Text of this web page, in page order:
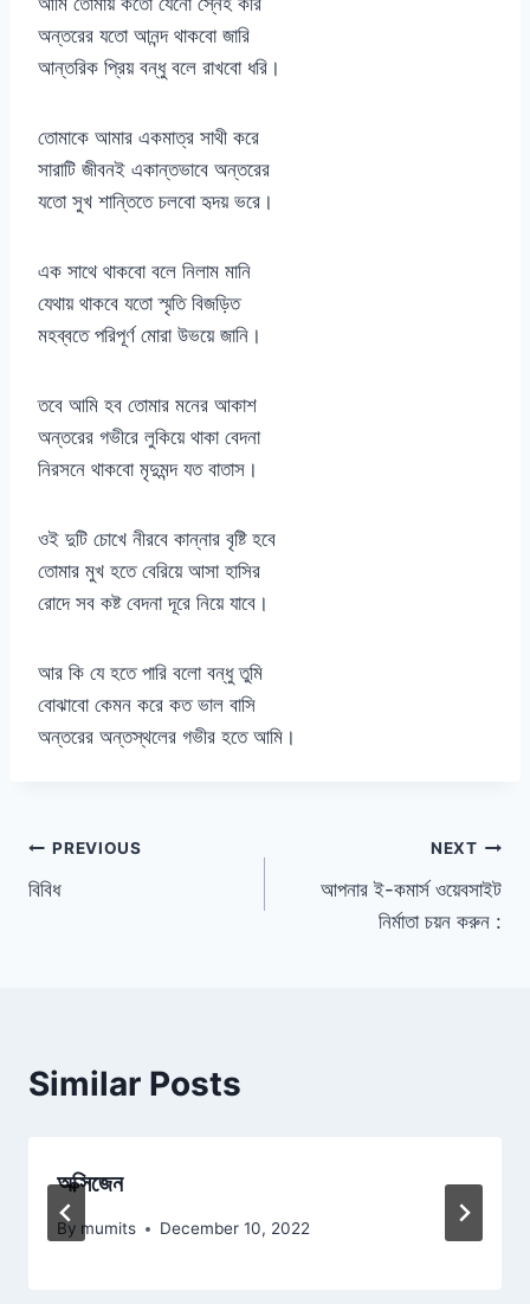
অন্তরের যতো আনন্দ থাকবো জারি
আন্তরিক প্রিয় বন্ধু বলে রাখবো ধরি।
তোমাকে আমার একমাত্র সাথী করে
সারাটি জীবনই একান্তভাবে অন্তরের
যতো সুখ শান্তিতে চলবো হৃদয় ভরে।
এক সাথে থাকবো বলে নিলাম মানি
যেথায় থাকবে যতো স্মৃতি বিজড়িত
মহব্বতে পরিপূর্ণ মোরা উভয়ে জানি।
তবে আমি হব তোমার মনের আকাশ
অন্তরের গভীরে লুকিয়ে থাকা বেদনা
নিরসনে থাকবো মৃদুমন্দ যত বাতাস।
ওই দুটি চোখে নীরবে কান্নার বৃষ্টি হবে
তোমার মুখ হতে বেরিয়ে আসা হাসির
রোদে সব কষ্ট বেদনা দূরে নিয়ে যাবে।
আর কি যে হতে পারি বলো বন্ধু তুমি
বোঝাবো কেমন করে কত ভাল বাসি
অন্তরের অন্তস্থলের গভীর হতে আমি।
Post
navigation
PREVIOUS
বিবিধ
NEXT
আপনার ই-কমার্স ওয়েবসাইট
নির্মাতা চয়ন করুন :
Similar Posts
অক্সিজেন
By mumits December 10, 2022